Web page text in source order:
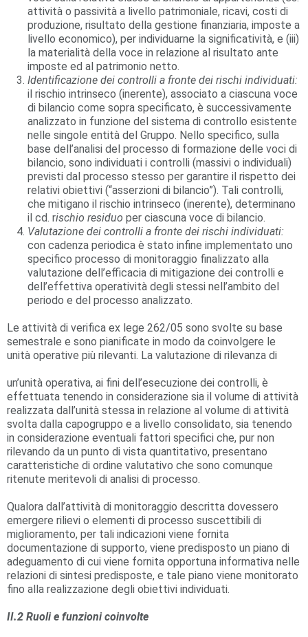
attività o passività a livello patrimoniale, ricavi, costi di
produzione, risultato della gestione finanziaria, imposte a
livello economico), per individuarne la significatività, e (iii)
la materialità della voce in relazione al risultato ante
imposte ed al patrimonio netto.
Identificazione dei controlli a fronte dei rischi individuati:
il rischio intrinseco (inerente), associato a ciascuna voce
di bilancio come sopra specificato, è successivamente
analizzato in funzione del sistema di controllo esistente
nelle singole entità del Gruppo. Nello specifico, sulla
base dell’analisi del processo di formazione delle voci di
bilancio, sono individuati i controlli (massivi o individuali)
previsti dal processo stesso per garantire il rispetto dei
relativi obiettivi (“asserzioni di bilancio”). Tali controlli,
che mitigano il rischio intrinseco (inerente), determinano
il cd. rischio residuo per ciascuna voce di bilancio.
Valutazione dei controlli a fronte dei rischi individuati:
con cadenza periodica è stato infine implementato uno
specifico processo di monitoraggio finalizzato alla
valutazione dell’efficacia di mitigazione dei controlli e
dell’effettiva operatività degli stessi nell’ambito del
periodo e del processo analizzato.
Le attività di verifica ex lege 262/05 sono svolte su base
semestrale e sono pianificate in modo da coinvolgere le
unità operative più rilevanti. La valutazione di rilevanza di
un’unità operativa, ai fini dell’esecuzione dei controlli, è
effettuata tenendo in considerazione sia il volume di attività
realizzata dall’unità stessa in relazione al volume di attività
svolta dalla capogruppo e a livello consolidato, sia tenendo
in considerazione eventuali fattori specifici che, pur non
rilevando da un punto di vista quantitativo, presentano
caratteristiche di ordine valutativo che sono comunque
ritenute meritevoli di analisi di processo.
Qualora dall’attività di monitoraggio descritta dovessero
emergere rilievi o elementi di processo suscettibili di
miglioramento, per tali indicazioni viene fornita
documentazione di supporto, viene predisposto un piano di
adeguamento di cui viene fornita opportuna informativa nelle
relazioni di sintesi predisposte, e tale piano viene monitorato
fino alla realizzazione degli obiettivi individuati.
II.2 Ruoli e funzioni coinvolte